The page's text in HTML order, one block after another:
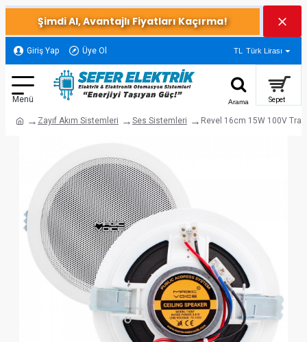
Şimdi Al, Avantajlı Fiyatları Kaçırma!
Giriş Yap Üye Ol TL Türk Lirası
Zayıf Akım Sistemleri Ses Sistemleri Revel 16cm 15W 100V